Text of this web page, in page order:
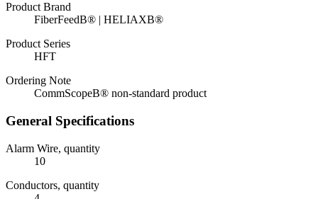
Product Brand
FiberFeedВ® | HELIAXВ®
Product Series
HFT
Ordering Note
CommScopeВ® non-standard product
General Specifications
Alarm Wire, quantity
10
Conductors, quantity